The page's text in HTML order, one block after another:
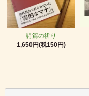
詩篇の祈り
1,650円(税150円)